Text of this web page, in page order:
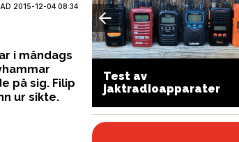
2015-12-04 08:34
i måndags
på sig. Filip
ur sikte.
med bra
Test av
jaktradioapparater